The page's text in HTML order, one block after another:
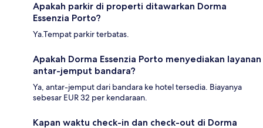
Apakah parkir di properti ditawarkan Dorma
Essenzia Porto?
Ya.Tempat parkir terbatas.
Apakah Dorma Essenzia Porto menyediakan layanan
antar-jemput bandara?
Ya, antar-jemput dari bandara ke hotel tersedia. Biayanya
sebesar EUR 32 per kendaraan.
Kapan waktu check-in dan check-out di Dorma